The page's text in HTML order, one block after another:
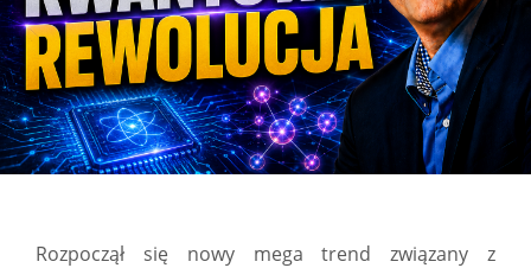
Rozpoczął się nowy mega trend związany z